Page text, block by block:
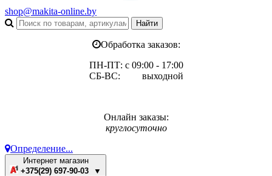
shop@makita-online.by
Обработка заказов:
ПН-ПТ: с 09:00 - 17:00
СБ-ВС: выходной
Онлайн заказы:
круглосуточно
Определение...
Интернет магазин
+375(29) 697-90-03 ▼